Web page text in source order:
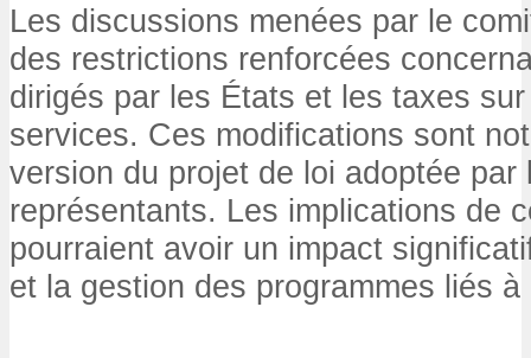
Les discussions menées par le
des restrictions renforcées
dirigés par les États et les taxes
services. Ces modifications sont
version du projet de loi adoptée par
représentants. Les implications de
pourraient avoir un impact
et la gestion des programmes liés